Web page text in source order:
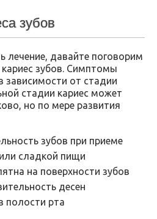
зубов
лечение, давайте поговорим
зубов. Симптомы
зависимости от стадии
стадии кариес может
но по мере развития
зубов при приеме
сладкой пищи
на поверхности зубов
десен
полости рта